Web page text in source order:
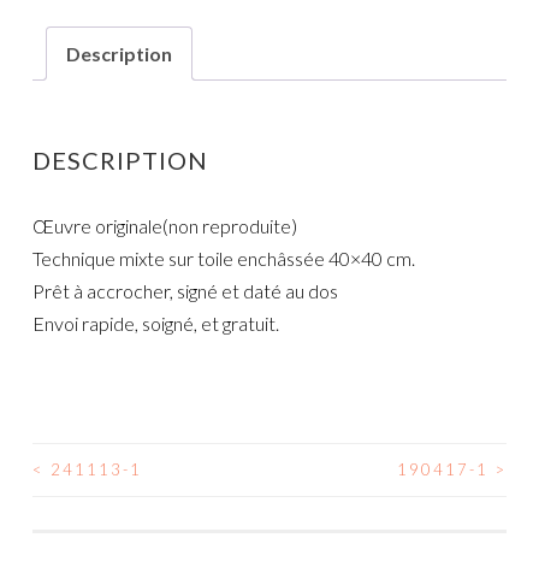
Description
DESCRIPTION
Œuvre originale(non reproduite)
Technique mixte sur toile enchâssée 40×40 cm.
Prêt à accrocher, signé et daté au dos
Envoi rapide, soigné, et gratuit.
NAVIGATION
< 241113-1 190417-1 >